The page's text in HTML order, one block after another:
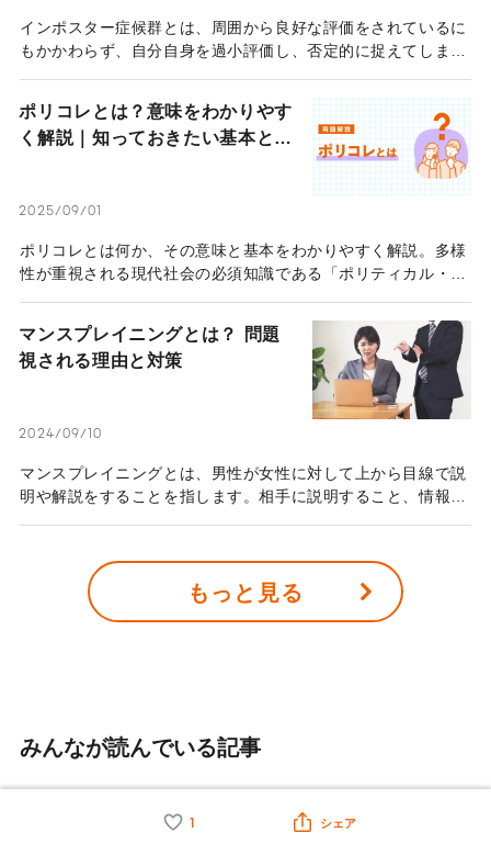
みんなが読んでいる記事
1 シェア
インポスター症候群とは、周囲から良好な評価をされているに
もかかわらず、自分自身を過小評価し、否定的に捉えてしまう
れるこの心理状態をどうやって克服すればよいのか。この記事
では、「インポスター症候群」について解説します。
ポリコレとは？意味をわかりやす
く解説｜知っておきたい基本と背
2025/09/01
ポリコレとは何か、その意味と基本をわかりやすく解説。多様
性が重視される現代社会の必須知識である「ポリティカル・コ
マンスプレイニングとは？ 問題
視される理由と対策
2024/09/10
マンスプレイニングとは、男性が女性に対して上から目線で説
明や解説をすることを指します。相手に説明すること、情報を
意識の偏見が存在することが指摘されています。この記事で
は、「マンスプレイニング」について解説します。
もっと見る